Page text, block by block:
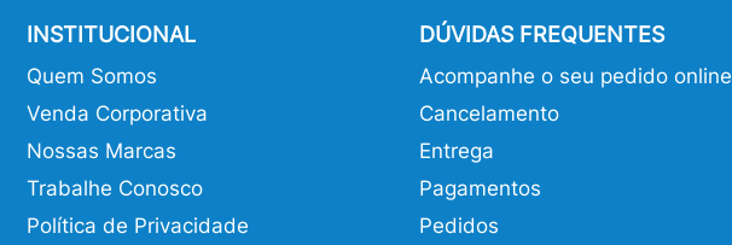
INSTITUCIONAL
Quem Somos
Venda Corporativa
Nossas Marcas
Trabalhe Conosco
Política de Privacidade
DÚVIDAS FREQUENTES
Acompanhe o seu pedido online
Cancelamento
Entrega
Pagamentos
Pedidos